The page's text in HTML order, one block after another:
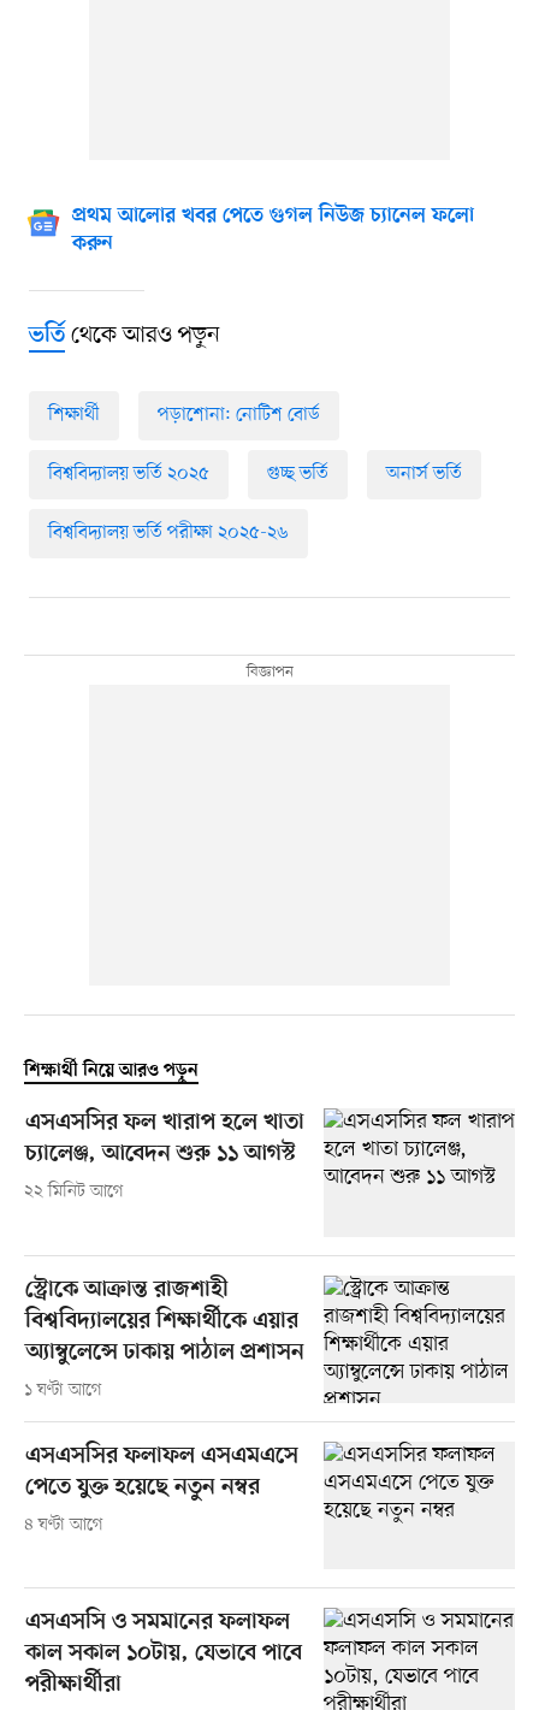
প্রথম আলোর খবর পেতে গুগল নিউজ চ্যানেল ফলো
করুন
ভর্তিথেকে আরও পড়ুন
শিক্ষার্থী পড়াশোনা: নোটিশ বোর্ড
বিশ্ববিদ্যালয় ভর্তি ২০২৫ গুচ্ছ ভর্তি অনার্স ভর্তি
বিশ্ববিদ্যালয় ভর্তি পরীক্ষা ২০২৫-২৬
শিক্ষার্থী নিয়ে আরও পড়ুন
এসএসসির ফল খারাপ হলে খাতা
চ্যালেঞ্জ, আবেদন শুরু ১১ আগস্ট
২২ মিনিট আগে
স্ট্রোকে আক্রান্ত রাজশাহী
বিশ্ববিদ্যালয়ের শিক্ষার্থীকে এয়ার
অ্যাম্বুলেন্সে ঢাকায় পাঠাল প্রশাসন
১ ঘণ্টা আগে
এসএসসির ফলাফল এসএমএসে
পেতে যুক্ত হয়েছে নতুন নম্বর
৪ ঘণ্টা আগে
এসএসসি ও সমমানের ফলাফল
কাল সকাল ১০টায়, যেভাবে পাবে
পরীক্ষার্থীরা